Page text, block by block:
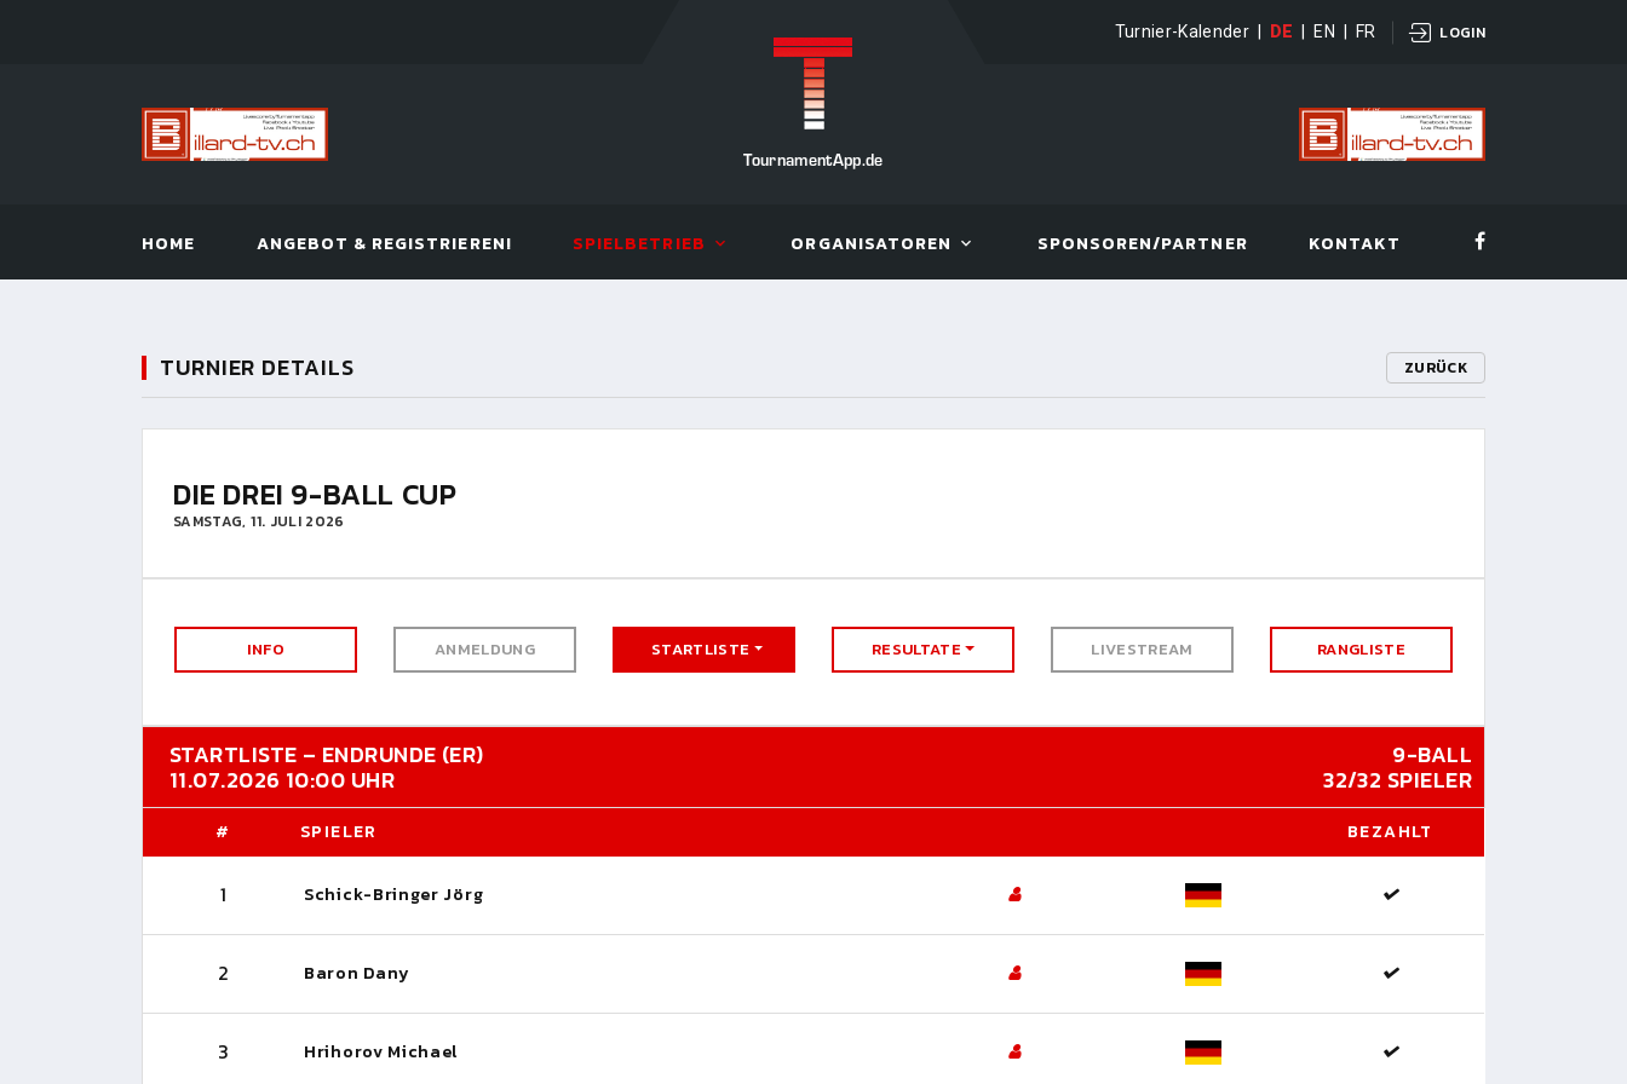
Turnier-Kalender DE EN FR LOGIN
TournamentApp.de
HOME ANGEBOT & REGISTRIEREN! SPIELBETRIEB ORGANISATOREN SPONSOREN/PARTNER KONTAKT
TURNIER DETAILS ZURÜCK
DIE DREI 9-BALL CUP
SAMSTAG, 11. JULI 2026
INFO ANMELDUNG STARTLISTE RESULTATE LIVESTREAM RANGLISTE
STARTLISTE – ENDRUNDE (ER) 9-BALL
11.07.2026 10:00 UHR 32/32 SPIELER
# SPIELER BEZAHLT
1 Schick-Bringer Jörg
2 Baron Dany
3 Hrihorov Michael